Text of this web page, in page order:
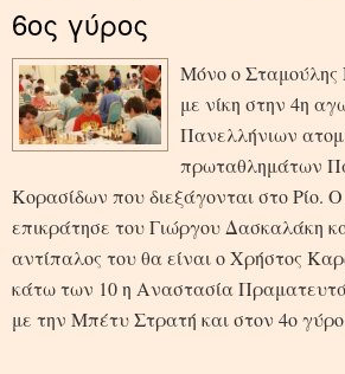
6ος γύρος
Μόνο ο Σταμούλης
με νίκη στην 4η
Πανελλήνιων
πρωταθλημάτων
Κορασίδων που διεξάγονται στο Ρίο.
επικράτησε του Γιώργου Δασκαλάκη
αντίπαλος του θα είναι ο Χρήστος
κάτω των 10 η Αναστασία
με την Μπέτυ Στρατή και στον 4ο